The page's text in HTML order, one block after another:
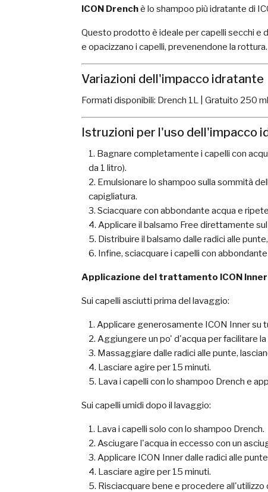
ICON Drenchè lo shampoo più idratante di
Questo prodotto è ideale per capelli secchi e
e opacizzano i capelli, prevenendone la rottura.
Variazioni dell'impacco idratante
Formati disponibili: Drench 1L | Gratuito 250
Istruzioni per l'uso dell'impacco
Bagnare completamente i capelli con
da 1 litro).
Emulsionare lo shampoo sulla sommità
capigliatura.
Sciacquare con abbondante acqua e
Applicare il balsamo Free direttamente
Distribuire il balsamo dalle radici alle
Infine, sciacquare i capelli con
Applicazione del trattamento ICON Inner
Sui capelli asciutti prima del lavaggio:
Applicare generosamente ICON Inner su
Aggiungere un po' d'acqua per facilitare
Massaggiare dalle radici alle punte,
Lasciare agire per 15 minuti.
Lava i capelli con lo shampoo Drench e
Sui capelli umidi dopo il lavaggio:
Lava i capelli solo con lo shampoo Drench.
Asciugare l'acqua in eccesso con un
Applicare ICON Inner dalle radici alle
Lasciare agire per 15 minuti.
Risciacquare bene e procedere all'utilizzo